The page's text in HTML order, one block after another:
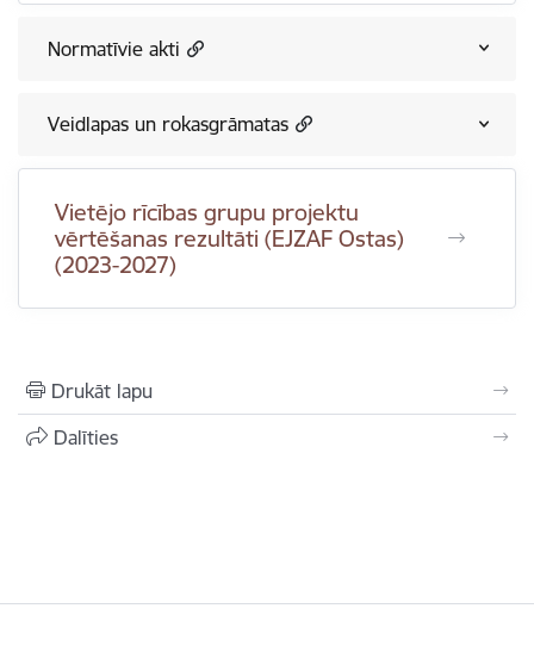
Normatīvie akti
Veidlapas un rokasgrāmatas
Vietējo rīcības grupu projektu
vērtēšanas rezultāti (EJZAF Ostas)
(2023-2027)
Drukāt lapu
Dalīties